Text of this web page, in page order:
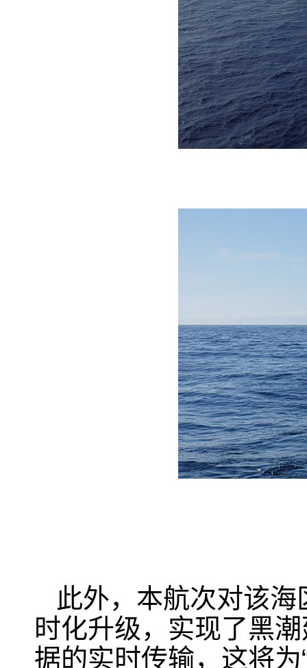
此外，本航次对该
时化升级，实现了黑
据的实时传输，这将为